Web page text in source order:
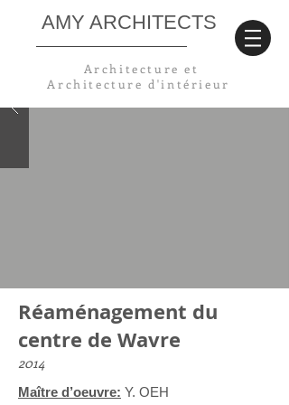
AMY ARCHITECTS
Architecture et
Architectured'intérieur
Réaménagement du
centre de Wavre
2014
Maître d’oeuvre: Y. OEH